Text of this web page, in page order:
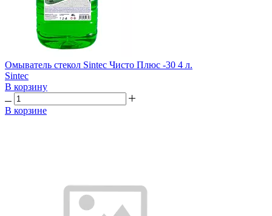
Омыватель стекол Sintec Чисто Плюс -30 4 л.
Sintec
В корзину
В корзине